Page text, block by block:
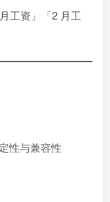
工资」「2 月工
性与兼容性